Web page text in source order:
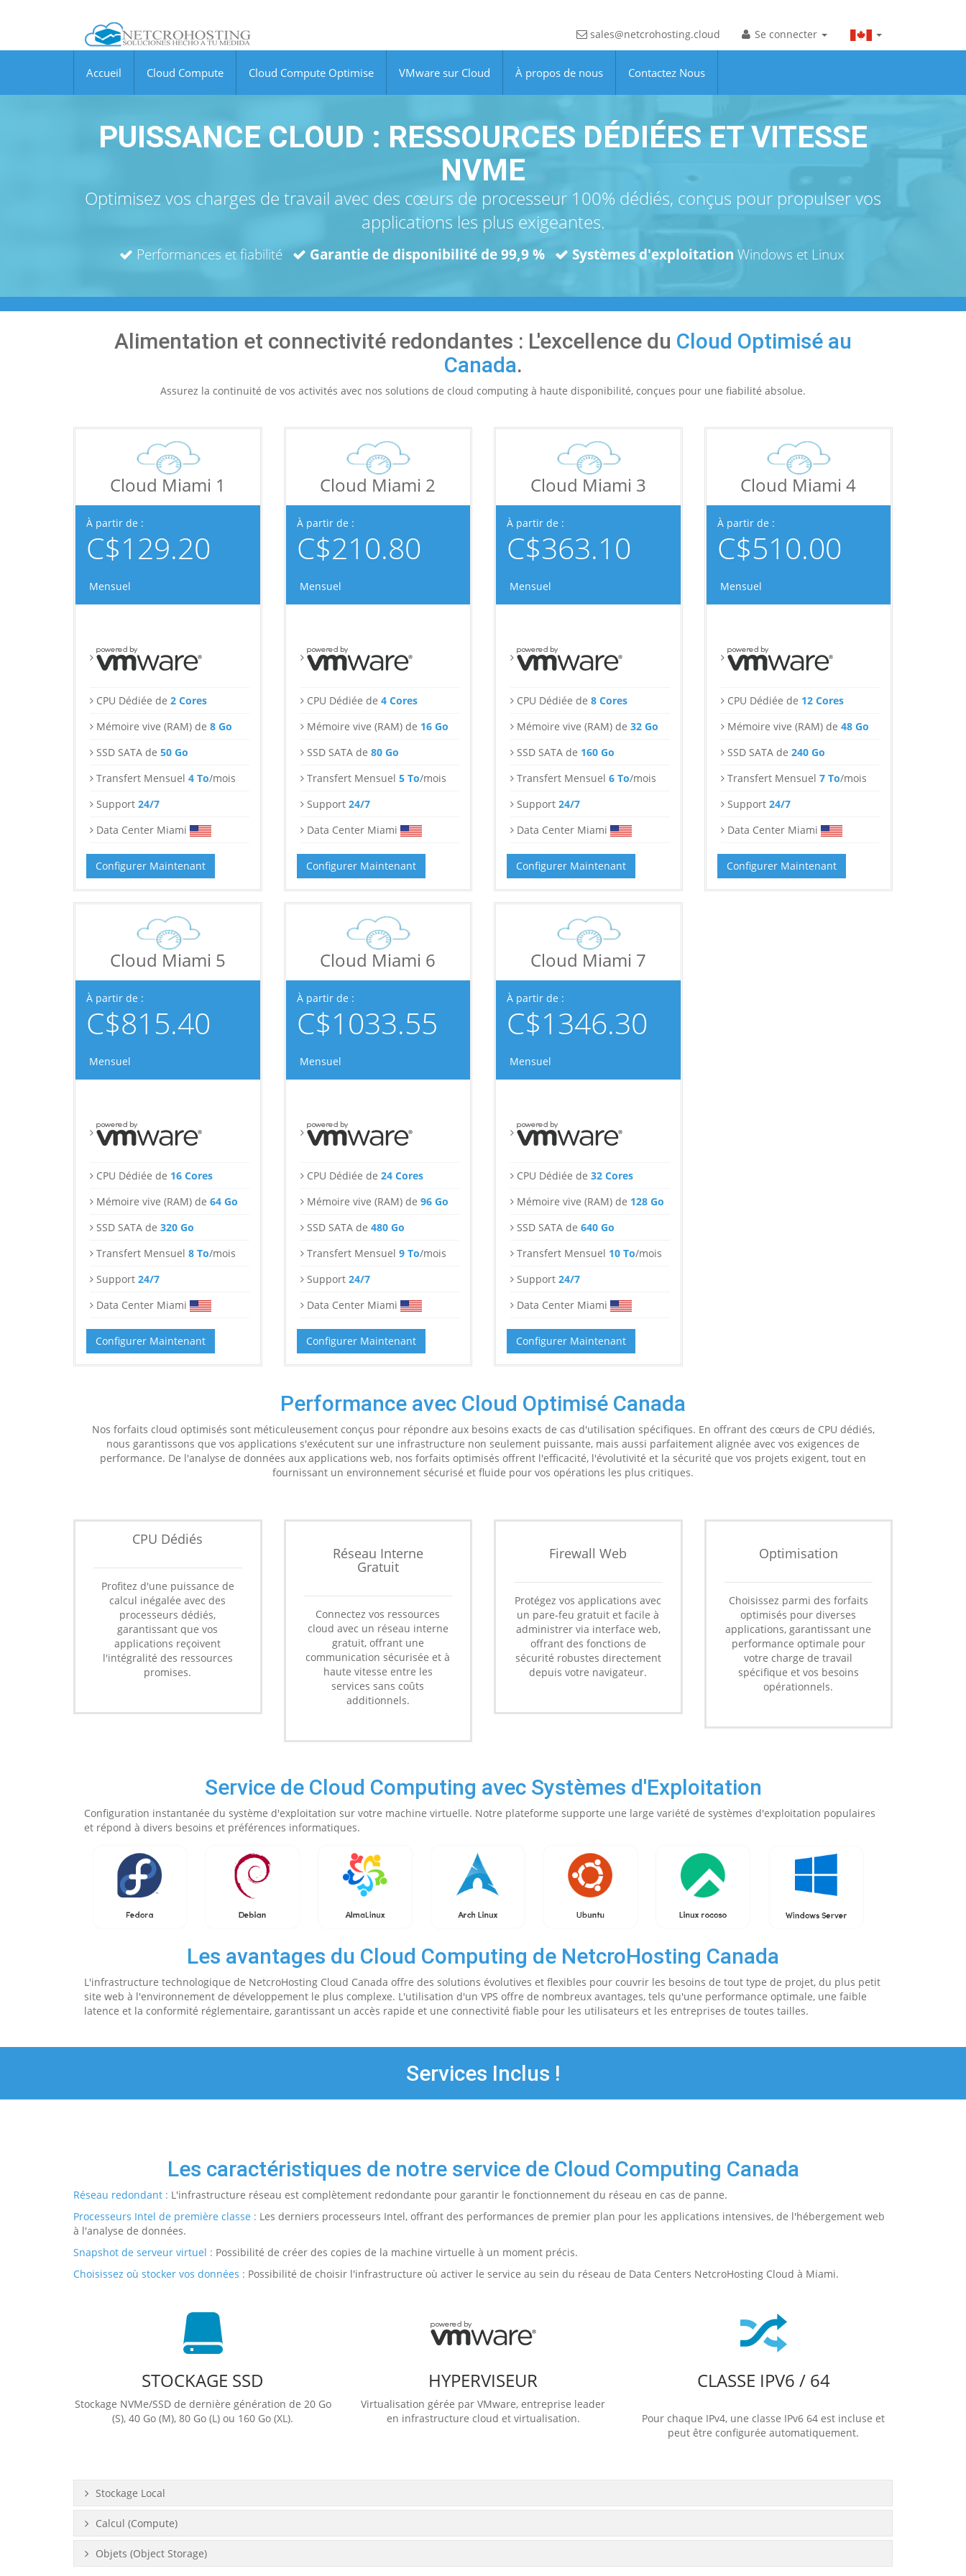
sales@netcrohosting.cloud Se connecter
Accueil Cloud Compute Cloud Compute Optimise VMware sur Cloud À propos de nous Contactez Nous
PUISSANCE CLOUD : RESSOURCES DÉDIÉES ET VITESSE
NVME
Optimisez vos charges de travail avec des cœurs de processeur 100% dédiés, conçus pour propulser vos
applications les plus exigeantes.
Performances et fiabilité Garantie de disponibilité de 99,9 % Systèmes d'exploitation Windows et Linux
Alimentation et connectivité redondantes : L'excellence du Cloud Optimisé au
Canada.
Assurez la continuité de vos activités avec nos solutions de cloud computing à haute disponibilité, conçues pour une fiabilité absolue.
Cloud Miami 1
À partir de :
C$129.20
Mensuel
CPU Dédiée de 2 Cores
Mémoire vive (RAM) de 8 Go
SSD SATA de 50 Go
Transfert Mensuel 4 To/mois
Support 24/7
Data Center Miami
Configurer Maintenant
Cloud Miami 2
À partir de :
C$210.80
Mensuel
CPU Dédiée de 4 Cores
Mémoire vive (RAM) de 16 Go
SSD SATA de 80 Go
Transfert Mensuel 5 To/mois
Support 24/7
Data Center Miami
Configurer Maintenant
Cloud Miami 3
À partir de :
C$363.10
Mensuel
CPU Dédiée de 8 Cores
Mémoire vive (RAM) de 32 Go
SSD SATA de 160 Go
Transfert Mensuel 6 To/mois
Support 24/7
Data Center Miami
Configurer Maintenant
Cloud Miami 4
À partir de :
C$510.00
Mensuel
CPU Dédiée de 12 Cores
Mémoire vive (RAM) de 48 Go
SSD SATA de 240 Go
Transfert Mensuel 7 To/mois
Support 24/7
Data Center Miami
Configurer Maintenant
Cloud Miami 5
À partir de :
C$815.40
Mensuel
CPU Dédiée de 16 Cores
Mémoire vive (RAM) de 64 Go
SSD SATA de 320 Go
Transfert Mensuel 8 To/mois
Support 24/7
Data Center Miami
Configurer Maintenant
Cloud Miami 6
À partir de :
C$1033.55
Mensuel
CPU Dédiée de 24 Cores
Mémoire vive (RAM) de 96 Go
SSD SATA de 480 Go
Transfert Mensuel 9 To/mois
Support 24/7
Data Center Miami
Configurer Maintenant
Cloud Miami 7
À partir de :
C$1346.30
Mensuel
CPU Dédiée de 32 Cores
Mémoire vive (RAM) de 128 Go
SSD SATA de 640 Go
Transfert Mensuel 10 To/mois
Support 24/7
Data Center Miami
Configurer Maintenant
Performance avec Cloud Optimisé Canada
Nos forfaits cloud optimisés sont méticuleusement conçus pour répondre aux besoins exacts de cas d'utilisation spécifiques. En offrant des cœurs de CPU dédiés,
nous garantissons que vos applications s'exécutent sur une infrastructure non seulement puissante, mais aussi parfaitement alignée avec vos exigences de
performance. De l'analyse de données aux applications web, nos forfaits optimisés offrent l'efficacité, l'évolutivité et la sécurité que vos projets exigent, tout en
fournissant un environnement sécurisé et fluide pour vos opérations les plus critiques.
CPU Dédiés
Profitez d'une puissance de
calcul inégalée avec des
processeurs dédiés,
garantissant que vos
applications reçoivent
l'intégralité des ressources
promises.
Réseau Interne
Gratuit
Connectez vos ressources
cloud avec un réseau interne
gratuit, offrant une
communication sécurisée et à
haute vitesse entre les
services sans coûts
additionnels.
Firewall Web
Protégez vos applications avec
un pare-feu gratuit et facile à
administrer via interface web,
offrant des fonctions de
sécurité robustes directement
depuis votre navigateur.
Optimisation
Choisissez parmi des forfaits
optimisés pour diverses
applications, garantissant une
performance optimale pour
votre charge de travail
spécifique et vos besoins
opérationnels.
Service de Cloud Computing avec Systèmes d'Exploitation
Configuration instantanée du système d'exploitation sur votre machine virtuelle. Notre plateforme supporte une large variété de systèmes d'exploitation populaires
et répond à divers besoins et préférences informatiques.
Les avantages du Cloud Computing de NetcroHosting Canada
L'infrastructure technologique de NetcroHosting Cloud Canada offre des solutions évolutives et flexibles pour couvrir les besoins de tout type de projet, du plus petit
site web à l'environnement de développement le plus complexe. L'utilisation d'un VPS offre de nombreux avantages, tels qu'une performance optimale, une faible
latence et la conformité réglementaire, garantissant un accès rapide et une connectivité fiable pour les utilisateurs et les entreprises de toutes tailles.
Services Inclus !
Les caractéristiques de notre service de Cloud Computing Canada
Réseau redondant : L'infrastructure réseau est complètement redondante pour garantir le fonctionnement du réseau en cas de panne.
Processeurs Intel de première classe : Les derniers processeurs Intel, offrant des performances de premier plan pour les applications intensives, de l'hébergement web
à l'analyse de données.
Snapshot de serveur virtuel : Possibilité de créer des copies de la machine virtuelle à un moment précis.
Choisissez où stocker vos données : Possibilité de choisir l'infrastructure où activer le service au sein du réseau de Data Centers NetcroHosting Cloud à Miami.
STOCKAGE SSD
Stockage NVMe/SSD de dernière génération de 20 Go
(S), 40 Go (M), 80 Go (L) ou 160 Go (XL).
HYPERVISEUR
Virtualisation gérée par VMware, entreprise leader
en infrastructure cloud et virtualisation.
CLASSE IPV6 / 64
Pour chaque IPv4, une classe IPv6 64 est incluse et
peut être configurée automatiquement.
Stockage Local
Calcul (Compute)
Objets (Object Storage)